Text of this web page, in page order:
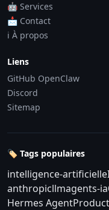
🤖 Services
📩 Contact
ℹ️ À propos
Liens
GitHub OpenClaw
Discord
Sitemap
🏷️ Tags populaires
intelligence-artificielle
anthropicllmagents-ia
Hermes Agent